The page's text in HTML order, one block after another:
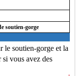
soutien-gorge
le soutien-gorge et la
vous avez des